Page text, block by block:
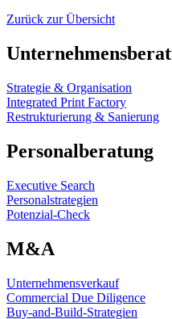
Zurück zur Übersicht
Strategie & Organisation
Integrated Print Factory
Restrukturierung & Sanierung
Personalberatung
Executive Search
Personalstrategien
Potenzial-Check
M&A
Unternehmensverkauf
Commercial Due Diligence
Buy-and-Build-Strategien